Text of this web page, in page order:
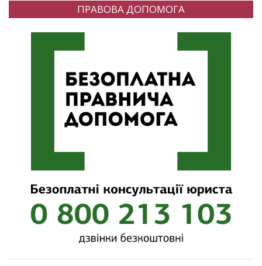
ПРАВОВА ДОПОМОГА